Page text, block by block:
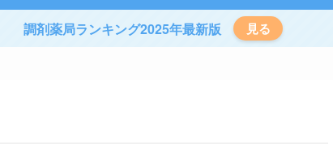
調剤薬局ランキング2025年最新版 見る